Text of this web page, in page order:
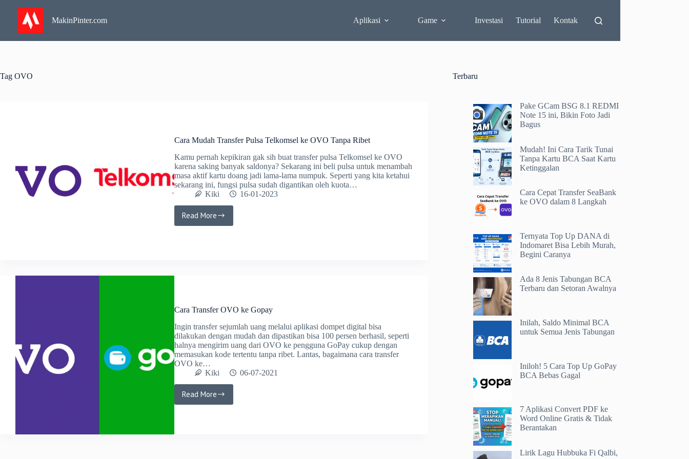
content
MakinPinter.com Aplikasi Game Investasi Tutorial Kontak
Tag OVO
Cara Mudah Transfer Pulsa Telkomsel ke OVO Tanpa Ribet
Kamu pernah kepikiran gak sih buat transfer pulsa Telkomsel ke OVO
karena saking banyak saldonya? Sekarang ini beli pulsa untuk menambah
masa aktif kartu doang jadi lama-lama numpuk. Seperti yang kita ketahui
sekarang ini, fungsi pulsa sudah digantikan oleh kuota…
Kiki
16-01-2023
Read More
Cara
Cara Transfer OVO ke Gopay
Ingin transfer sejumlah uang melalui aplikasi dompet digital bisa
dilakukan dengan mudah dan dipastikan bisa 100 persen berhasil, seperti
halnya mengirim uang dari OVO ke pengguna GoPay cukup dengan
memasukan kode tertentu tanpa ribet. Lantas, bagaimana cara transfer
OVO ke…
Kiki
06-07-2021
Read More
Cara
Transfer
Terbaru
Pake GCam BSG 8.1 REDMI
Note 15 ini, Bikin Foto Jadi
Bagus
Mudah! Ini Cara Tarik Tunai
Tanpa Kartu BCA Saat Kartu
Ketinggalan
Cara Cepat Transfer SeaBank
ke OVO dalam 8 Langkah
Ternyata Top Up DANA di
Indomaret Bisa Lebih Murah,
Begini Caranya
Ada 8 Jenis Tabungan BCA
Terbaru dan Setoran Awalnya
Inilah, Saldo Minimal BCA
untuk Semua Jenis Tabungan
Iniloh! 5 Cara Top Up GoPay
BCA Bebas Gagal
7 Aplikasi Convert PDF ke
Word Online Gratis & Tidak
Berantakan
Lirik Lagu Hubbuka Fi Qalbi,